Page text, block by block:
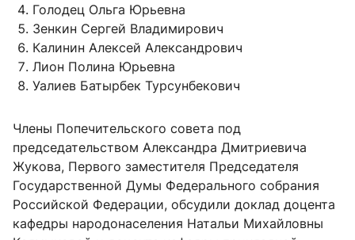
Голодец Ольга Юрьевна
Зенкин Сергей Владимирович
Калинин Алексей Александрович
Лион Полина Юрьевна
Уалиев Батырбек Турсунбекович
Члены Попечительского совета под
председательством Александра Дмитриевича
Жукова, Первого заместителя Председателя
Государственной Думы Федерального собрания
Российской Федерации, обсудили доклад доцента
кафедры народонаселения Натальи Михайловны